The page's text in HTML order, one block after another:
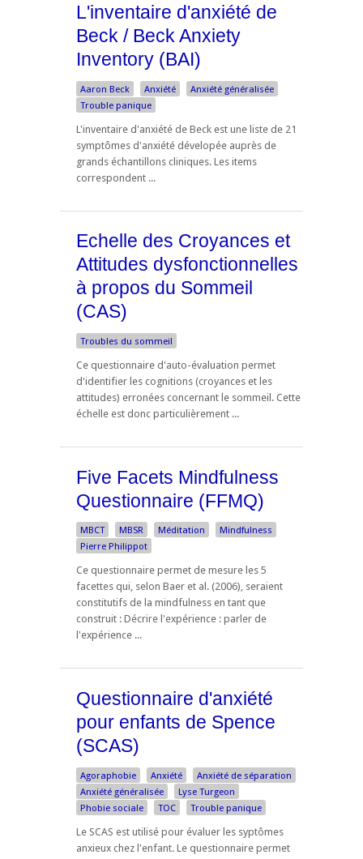
L'inventaire d'anxiété de
Beck / Beck Anxiety
Inventory (BAI)
Aaron Beck Anxiété
Anxiété généralisée
Trouble panique
L'inventaire d'anxiété de Beck est une liste de 21
symptômes d'anxiété dévelopée auprès de
grands échantillons cliniques. Les items
correspondent ...
Echelle des Croyances et
Attitudes dysfonctionnelles
à propos du Sommeil
(CAS)
Troubles du sommeil
Ce questionnaire d'auto-évaluation permet
d'identifier les cognitions (croyances et les
attitudes) erronées concernant le sommeil. Cette
échelle est donc particulièrement ...
Five Facets Mindfulness
Questionnaire (FFMQ)
MBCT MBSR Méditation
Mindfulness
Pierre Philippot
Ce questionnaire permet de mesure les 5
facettes qui, selon Baer et al. (2006), seraient
constitutifs de la mindfulness en tant que
construit : Décrire l'expérience : parler de
l'expérience ...
Questionnaire d'anxiété
pour enfants de Spence
(SCAS)
Agoraphobie Anxiété
Anxiété de séparation
Anxiété généralisée
Lyse Turgeon
Phobie sociale
TOC Trouble panique
Le SCAS est utilisé pour évaluer les syptômes
anxieux chez l'enfant. Le questionnaire permet